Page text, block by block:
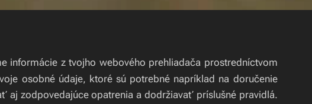
informácie z tvojho webového prehliadača prostredníctvom
osobné údaje, ktoré sú potrebné napríklad na doručenie
aj zodpovedajúce opatrenia a dodržiavať príslušné pravidlá.